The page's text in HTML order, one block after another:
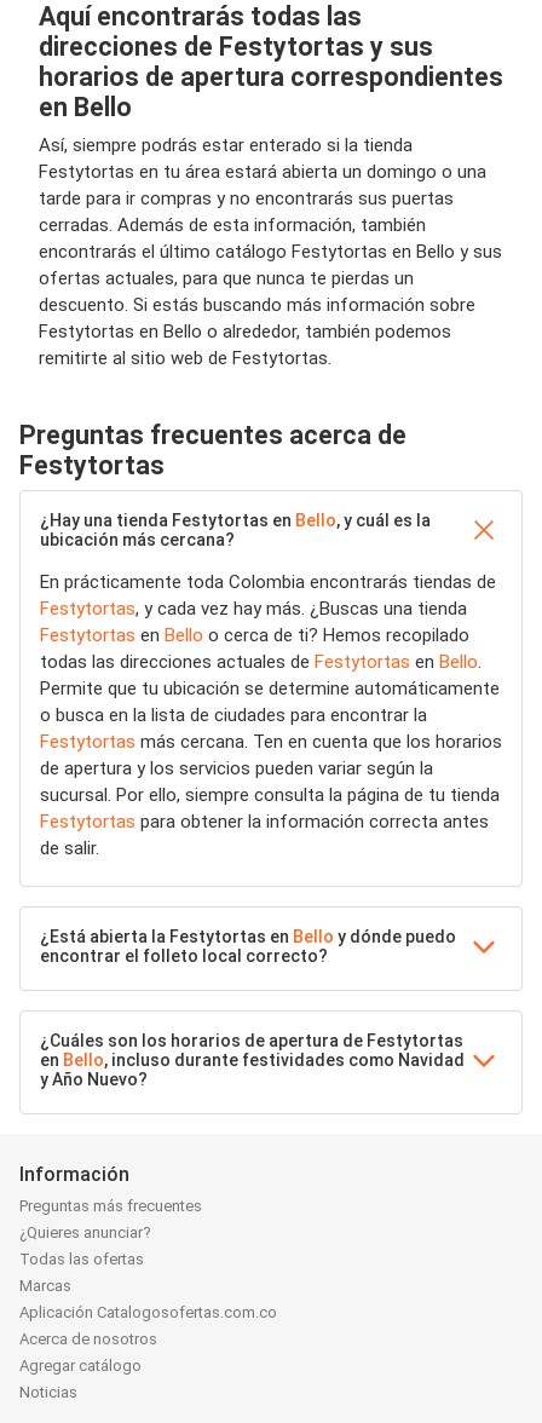
Aquí encontrarás todas las
direcciones de Festytortas y sus
horarios de apertura correspondientes
en Bello
Así, siempre podrás estar enterado si la tienda
Festytortas en tu área estará abierta un domingo o una
tarde para ir compras y no encontrarás sus puertas
cerradas. Además de esta información, también
encontrarás el último catálogo Festytortas en Bello y sus
ofertas actuales, para que nunca te pierdas un
descuento. Si estás buscando más información sobre
Festytortas en Bello o alrededor, también podemos
remitirte al sitio web de Festytortas.
Preguntas frecuentes acerca de
Festytortas
¿Hay una tienda Festytortas en Bello, y cuál es la
ubicación más cercana?
En prácticamente toda Colombia encontrarás tiendas de
Festytortas, y cada vez hay más. ¿Buscas una tienda
Festytortas en Bello o cerca de ti? Hemos recopilado
todas las direcciones actuales de Festytortas en Bello.
Permite que tu ubicación se determine automáticamente
o busca en la lista de ciudades para encontrar la
Festytortas más cercana. Ten en cuenta que los horarios
de apertura y los servicios pueden variar según la
sucursal. Por ello, siempre consulta la página de tu tienda
Festytortas para obtener la información correcta antes
de salir.
¿Está abierta la Festytortas en Bello y dónde puedo
encontrar el folleto local correcto?
¿Cuáles son los horarios de apertura de Festytortas
en Bello, incluso durante festividades como Navidad
y Año Nuevo?
Información
Preguntas más frecuentes
¿Quieres anunciar?
Todas las ofertas
Marcas
Aplicación Catalogosofertas.com.co
Acerca de nosotros
Agregar catálogo
Noticias